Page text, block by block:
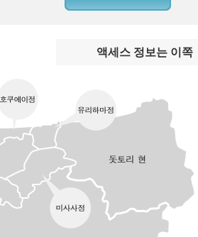
액세스 정보는 이쪽